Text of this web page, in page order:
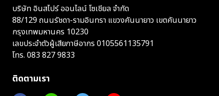
บริษัท อินสไปร์ ออนไลน์ โซเชียล จำกัด
88/129 ถนนรัชดา-รามอินทรา แขวงคันนายาว เขตคันนายาว
กรุงเทพมหานคร 10230
เลขประจำตัวผู้เสียภาษีอากร 0105561135791
โทร. 083 827 9833
ติดตามเรา